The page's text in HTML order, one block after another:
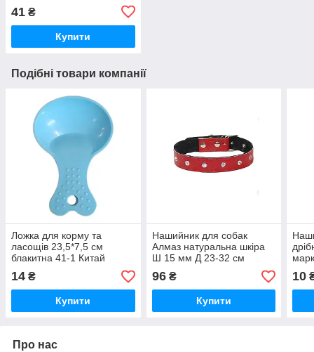
41 ₴
Купити
Подібні товари компанії
Ложка для корму та
ласощів 23,5*7,5 см
блакитна 41-1 Китай
14 ₴
Купити
Нашийник для собак
Алмаз натуральна шкіра
Ш 15 мм Д 23-32 см
червоний Franty 151014/3
червоний
96₴
Купити
10
Про нас